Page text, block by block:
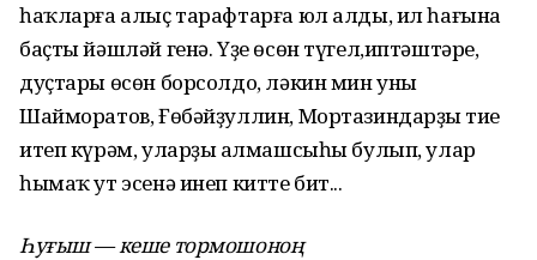
һаҡларға алыҫ тарафтарға юл алды, ил һағына
баҫты йәшләй генә. Үҙе өсөн түгел,иптәштәре,
дуҫтары өсөн борсолдо, ләкин мин уны
Шайморатов, Ғөбәйҙуллин, Мортазиндарҙың тиңе
итеп күрәм, уларҙың алмашсыһы булып, улар
һымаҡ ут эсенә инеп китте бит...
Һуғыш — кеше тормошоноң